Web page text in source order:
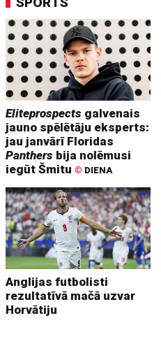
Eliteprospects galvenais
jauno spēlētāju eksperts:
jau janvārī Floridas
Panthers bija nolēmusi
iegūt Šmitu © DIENA
Anglijas futbolisti
rezultatīvā mačā uzvar
Horvātiju